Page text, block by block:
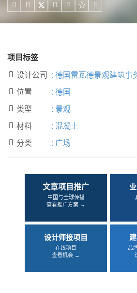
    
项目标签
 设计公司 : 德国雷瓦德景观建筑事
 位置 : 德国
 类型 : 景观
 材料 : 混凝土
 分类 : 广场
文章项目推广
中国与全球传播
查看推广方案 →
设计师接项目
在线项目
查看机会 →
品